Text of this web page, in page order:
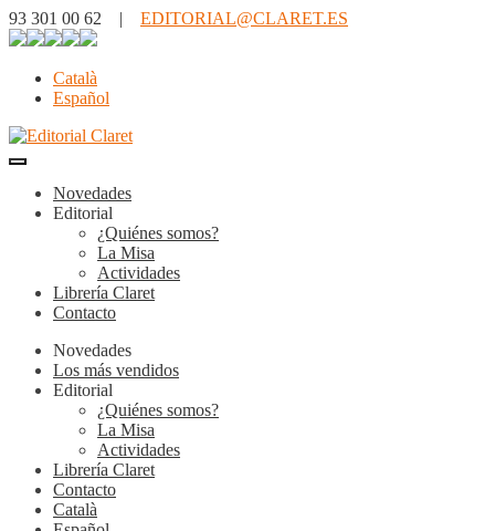
93 301 00 62 | EDITORIAL@CLARET.ES
Català
Español
Novedades
Editorial
¿Quiénes somos?
La Misa
Actividades
Librería Claret
Contacto
Novedades
Los más vendidos
Editorial
¿Quiénes somos?
La Misa
Actividades
Librería Claret
Contacto
Català